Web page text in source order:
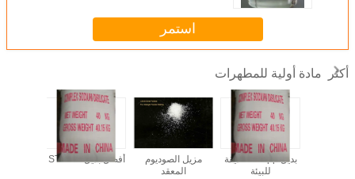
استمر
أكثر مادة أولية للمطهرات
أفضل بديل لـ STPP
مزيل الصوديوم
المعقد
بديل stpp -- صديقة
للبيئة